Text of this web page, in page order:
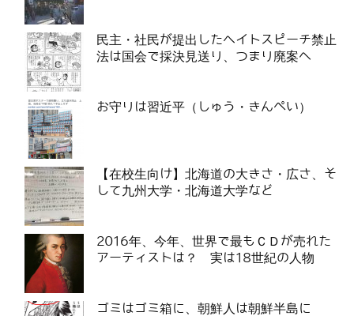
民主・社民が提出したヘイトスピーチ禁止
法は国会で採決見送り、つまり廃案へ
お守りは習近平（しゅう・きんぺい）
【在校生向け】北海道の大きさ・広さ、そ
して九州大学・北海道大学など
2016年、今年、世界で最もＣＤが売れた
アーティストは？ 実は18世紀の人物
ゴミはゴミ箱に、朝鮮人は朝鮮半島に